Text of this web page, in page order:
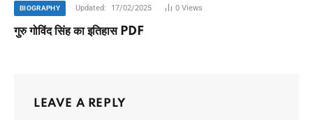
BIOGRAPHY Updated: 17/02/2025 0Views
गुरु गोविंद सिंह का इतिहास PDF
LEAVE A REPLY